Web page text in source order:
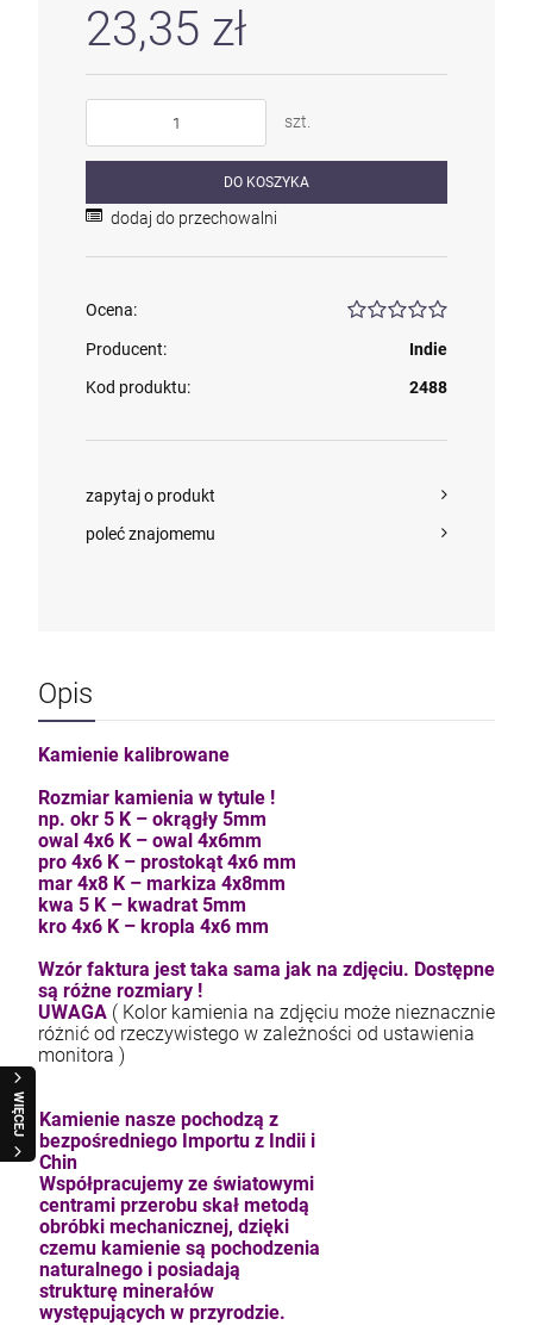
WIĘCEJ
23,35 zł
szt.
DO KOSZYKA
dodaj do przechowalni
Ocena:
Producent:
Indie
Kod produktu:
2488
zapytaj o produkt
poleć znajomemu
Opis
Kamienie kalibrowane
Rozmiar kamienia w tytule !
np. okr 5 K – okrągły 5mm
owal 4x6 K – owal 4x6mm
pro 4x6 K – prostokąt 4x6 mm
mar 4x8 K – markiza 4x8mm
kwa 5 K – kwadrat 5mm
kro 4x6 K – kropla 4x6 mm
Wzór faktura jest taka sama jak na zdjęciu. Dostępne
są różne rozmiary !
UWAGA ( Kolor kamienia na zdjęciu może nieznacznie
różnić od rzeczywistego w zależności od ustawienia
monitora )
Kamienie nasze pochodzą z
bezpośredniego Importu z Indii i
Chin
Współpracujemy ze światowymi
centrami przerobu skał metodą
obróbki mechanicznej, dzięki
czemu kamienie są pochodzenia
naturalnego i posiadają
strukturę minerałów
występujących w przyrodzie.